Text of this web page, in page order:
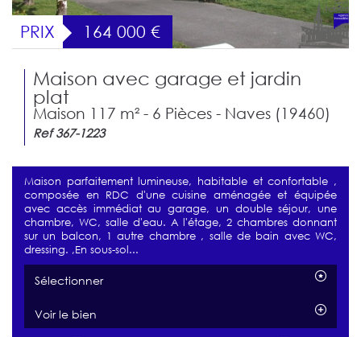
PRIX 164 000 €
Maison avec garage et jardin
plat
Maison 117 m² - 6 Pièces - Naves (19460)
Ref 367-1223
Maison parfaitement lumineuse, habitable et confortable ,
composée en RDC d'une cuisine aménagée et équipée
avec accès immédiat au garage, un double séjour, une
chambre, WC, salle d'eau. A l'étage, 2 chambres donnant
sur un balcon, 1 autre chambre , salle de bain avec WC,
dressing. ,En sous-sol...
Sélectionner
Voir le bien